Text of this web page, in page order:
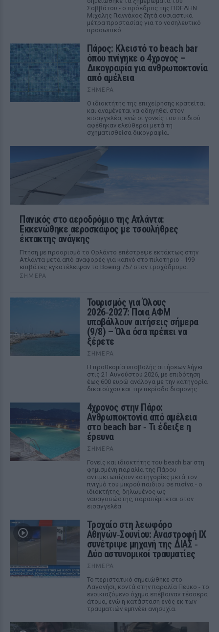
Σαββάτου - ο πρόεδρος της ΠΟΕΔΗΝ
Μιχάλης Γιαννάκος ζητά ουσιαστικά
μέτρα προστασίας για το νοσηλευτικό
προσωπικό
Πάρος: Κλειστό το beach bar
όπου πνίγηκε ο 4χρονος –
Δικογραφία για ανθρωποκτονία
από αμέλεια
ΣΉΜΕΡΑ
Ο ιδιοκτήτης της επιχείρησης κρατείται
και αναμένεται να οδηγηθεί στον
εισαγγελέα, ενώ οι γονείς του παιδιού
αφέθηκαν ελεύθεροι μετά τη
σχηματισθείσα δικογραφία.
Πανικός στο αεροδρόμιο της Ατλάντα:
Εκκενώθηκε αεροσκάφος με τσουλήθρες
έκτακτης ανάγκης
Πτήση με προορισμό το Ορλάντο επέστρεψε εκτάκτως στην
Ατλάντα μετά από αναφορές για καπνό στο πιλοτήριο - 199
επιβάτες εγκατέλειψαν το Boeing 757 στον τροχόδρομο.
ΣΉΜΕΡΑ
Τουρισμός για Όλους
2026‑2027: Ποια ΑΦΜ
υποβάλλουν αιτήσεις σήμερα
(9/8) – Όλα όσα πρέπει να
ξέρετε
ΣΉΜΕΡΑ
Η προθεσμία υποβολής αιτήσεων λήγει
στις 21 Αυγούστου 2026, με επιδότηση
έως 600 ευρώ ανάλογα με την κατηγορία
δικαιούχου και την περίοδο διαμονής.
4χρονος στην Πάρο:
Ανθρωποκτονία από αμέλεια
στο beach bar ‑ Τι έδειξε η
έρευνα
ΣΉΜΕΡΑ
Γονείς και ιδιοκτήτης του beach bar στη
φημισμένη παραλία της Πάρου
αντιμετωπίζουν κατηγορίες μετά τον
πνιγμό του μικρού παιδιού σε πισίνα - ο
ιδιοκτήτης, δηλωμένος ως
ναυαγοσώστης, παραπέμπεται στον
εισαγγελέα
Τροχαίο στη λεωφόρο
Αθηνών‑Σουνίου: Αναστροφή ΙΧ
συνέτριψε μηχανή της ΔΙΑΣ ‑
Δύο αστυνομικοί τραυματίες
ΣΉΜΕΡΑ
Το περιστατικό σημειώθηκε στο
Λαγονήσι, κοντά στην παραλία Πεύκο - το
ενοικιαζόμενο όχημα επέβαιναν τέσσερα
άτομα, ενώ η κατάσταση ενός εκ των
τραυματιών εμπνέει ανησυχία.